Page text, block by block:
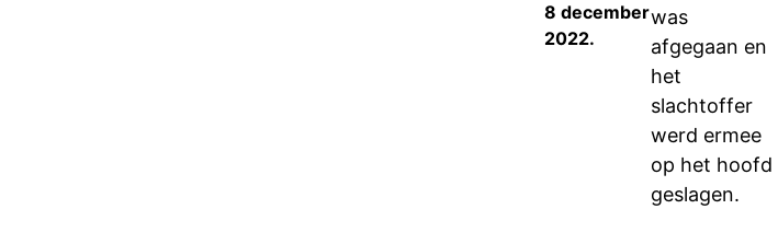
8 december
2022.
was
afgegaan en
het
slachtoffer
werd ermee
op het hoofd
geslagen.